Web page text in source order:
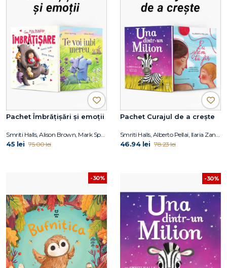
Pachet Îmbrățișări și emoții
Smriti Halls, Alison Brown, Mark Sperring
45 lei 75.00 lei
Pachet Curajul de a crește
46.94 lei 78.23 lei
-30% -30%